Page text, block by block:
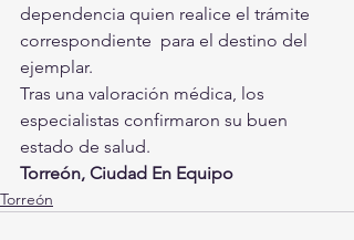
dependencia quien realice el trámite
correspondiente  para el destino del
ejemplar.
Tras una valoración médica, los
especialistas confirmaron su buen
estado de salud.
Torreón, Ciudad En Equipo
Torreón